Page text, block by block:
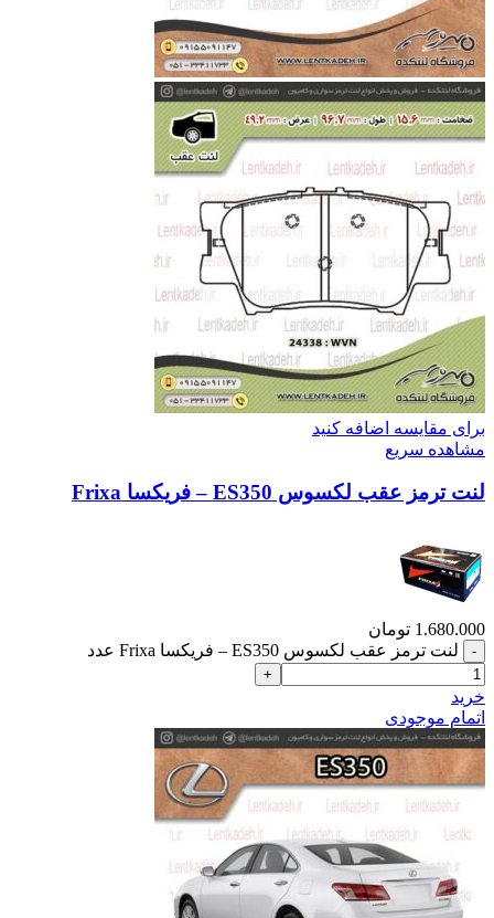
برای مقایسه اضافه کنید
مشاهده سریع
لنت ترمز عقب لکسوس ES350 – فریکسا Frixa
1.680.000 تومان
لنت ترمز عقب لکسوس ES350 – فریکسا Frixa عدد
خرید
اتمام موجودی